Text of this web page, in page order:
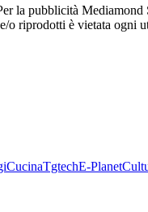
la pubblicità
o riprodotti è vietata ogni
CucinaTgtechE-Planet